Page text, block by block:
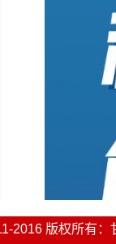
2016 版权所有：